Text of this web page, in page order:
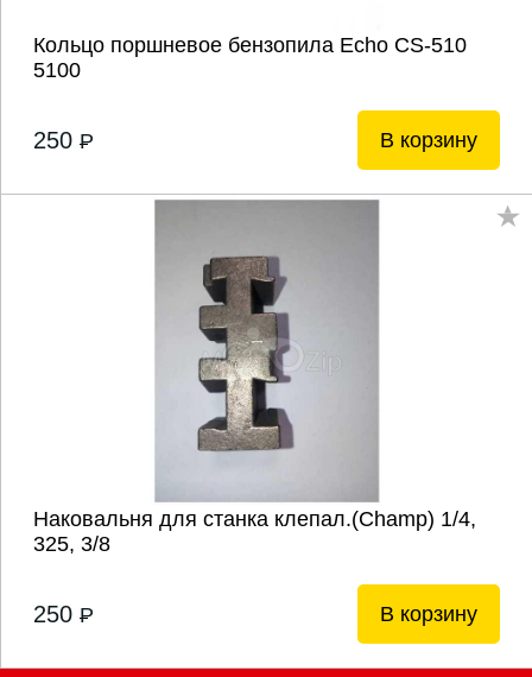
Кольцо поршневое бензопила Echo CS-510
5100
250 P В корзину
Наковальня для станка клепал.(Champ) 1/4,
325, 3/8
250 P В корзину